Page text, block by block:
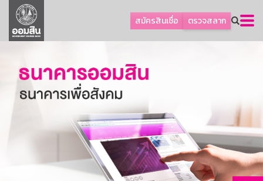
สมัครสินเชื่อ ตรวจสลาก
ลูกค้าธุรกิจ
ลูกค้าผู้ประกอบรายย่อย
ออมเพื่อสุข
เกี่ยวกับธนาคาร
การพัฒนาที่ยั่งยืน
บริการทางการเงิน